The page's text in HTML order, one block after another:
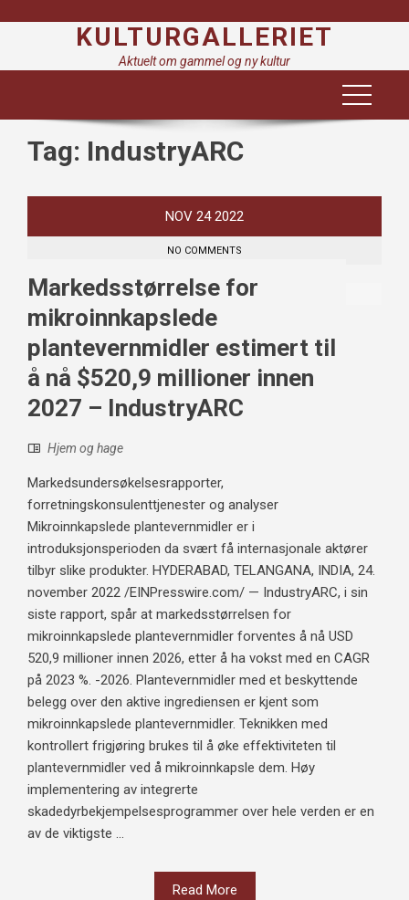
KULTURGALLERIET
Aktuelt om gammel og ny kultur
Tag: IndustryARC
NOV 24 2022
NO COMMENTS
Markedsstørrelse for
mikroinnkapslede
plantevernmidler estimert til
å nå $520,9 millioner innen
2027 – IndustryARC
Hjem og hage
Markedsundersøkelsesrapporter,
forretningskonsulenttjenester og analyser
Mikroinnkapslede plantevernmidler er i
introduksjonsperioden da svært få internasjonale aktører
tilbyr slike produkter. HYDERABAD, TELANGANA, INDIA, 24.
november 2022 /EINPresswire.com/ — IndustryARC, i sin
siste rapport, spår at markedsstørrelsen for
mikroinnkapslede plantevernmidler forventes å nå USD
520,9 millioner innen 2026, etter å ha vokst med en CAGR
på 2023 %. -2026. Plantevernmidler med et beskyttende
belegg over den aktive ingrediensen er kjent som
mikroinnkapslede plantevernmidler. Teknikken med
kontrollert frigjøring brukes til å øke effektiviteten til
plantevernmidler ved å mikroinnkapsle dem. Høy
implementering av integrerte
skadedyrbekjempelsesprogrammer over hele verden er en
av de viktigste ...
Read More